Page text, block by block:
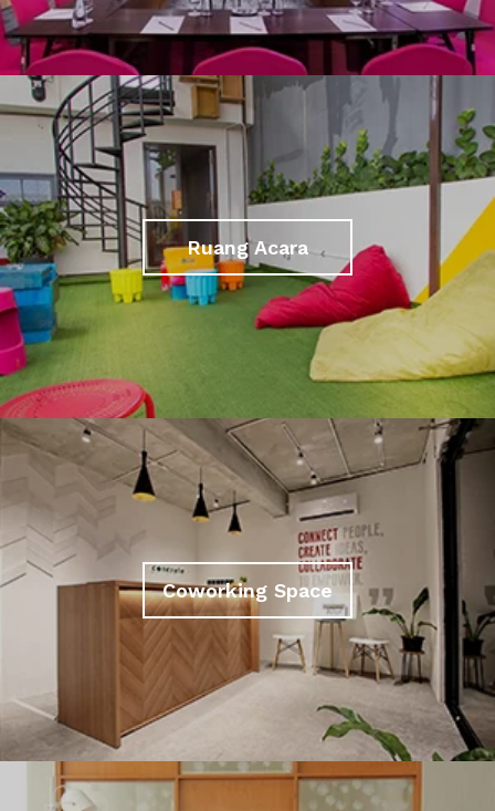
Ruang Acara
Coworking Space